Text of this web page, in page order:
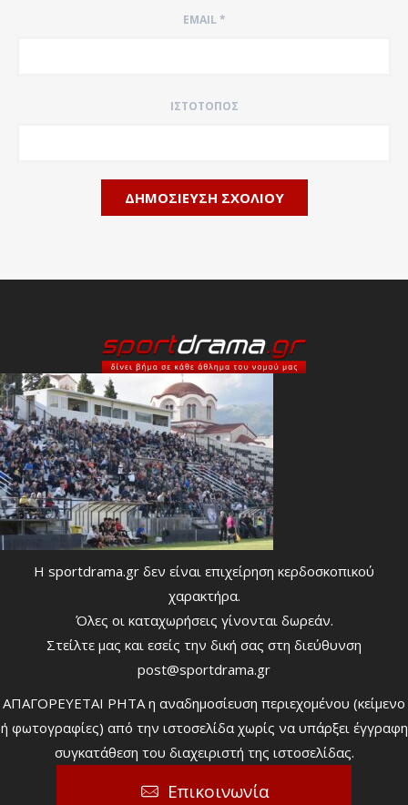
EMAIL*
ΙΣΤΌΤΟΠΟΣ
Η sportdrama.gr δεν είναι επιχείρηση κερδοσκοπικού
χαρακτήρα.
Όλες οι καταχωρήσεις γίνονται δωρεάν.
Στείλτε μας και εσείς την δική σας στη διεύθυνση
post@sportdrama.gr
ΑΠΑΓΟΡΕΥΕΤΑΙ ΡΗΤΑ η αναδημοσίευση περιεχομένου (κείμενο
ή φωτογραφίες) από την ιστοσελίδα χωρίς να υπάρξει έγγραφη
συγκατάθεση του διαχειριστή της ιστοσελίδας.
Επικοινωνία